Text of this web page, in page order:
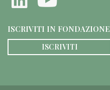
ISCRIVITI IN FONDAZIONE
ISCRIVITI